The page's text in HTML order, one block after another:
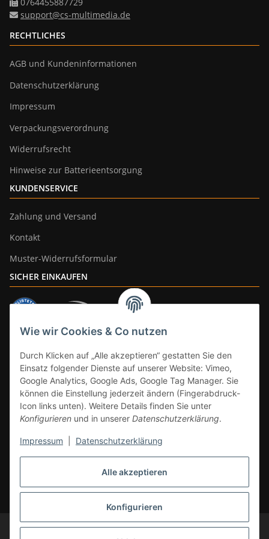
Alle akzeptieren
Konfigurieren
Wie wir Cookies & Co nutzen
Durch Klicken auf „Alle akzeptieren“ gestatten Sie den
Einsatz folgender Dienste auf unserer Website: Vimeo,
Google Analytics, Google Ads, Google Tag Manager. Sie
können die Einstellung jederzeit ändern (Fingerabdruck-
Icon links unten). Weitere Details finden Sie unter
Konfigurieren und in unserer Datenschutzerklärung.
Impressum Datenschutzerklärung
support@cs-multimedia.de
RECHTLICHES
AGB und Kundeninformationen
Datenschutzerklärung
Impressum
Verpackungsverordnung
Widerrufsrecht
Hinweise zur Batterieentsorgung
KUNDENSERVICE
Zahlung und Versand
Kontakt
Muster-Widerrufsformular
SICHER EINKAUFEN
* Alle Preise inkl. gesetzlicher Mwst., zzgl.Versand
DE, gilt nicht für Großgeräte per Spedition). Artikel mit 0% MwSt. (gem. §
© CS-Multimedia GmbH
Änderungen und Irrtümer vorbehalten.